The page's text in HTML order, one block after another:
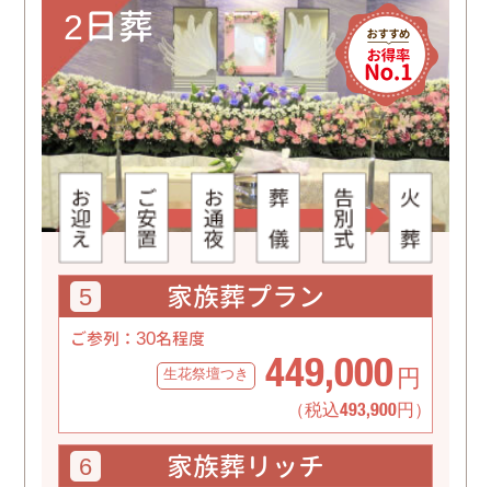
2日葬
5 家族葬プラン
ご参列：30名程度
生花祭壇つき 449,000 円
（税込493,900円）
6 家族葬リッチ